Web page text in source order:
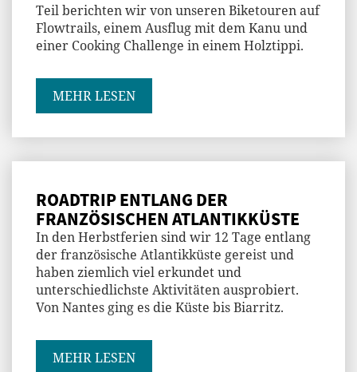
Teil berichten wir von unseren Biketouren auf
Flowtrails, einem Ausflug mit dem Kanu und
einer Cooking Challenge in einem Holztippi.
MEHR LESEN
ROADTRIP ENTLANG DER
FRANZÖSISCHEN ATLANTIKKÜSTE
In den Herbstferien sind wir 12 Tage entlang
der französische Atlantikküste gereist und
haben ziemlich viel erkundet und
unterschiedlichste Aktivitäten ausprobiert.
Von Nantes ging es die Küste bis Biarritz.
MEHR LESEN